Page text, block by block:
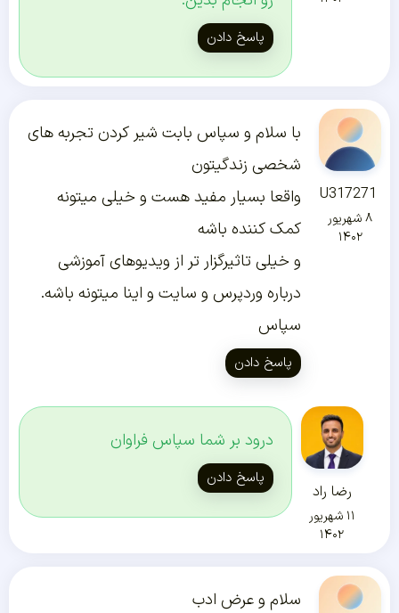
پاسخ دادن
U317271
۸ شهریور
۱۴۰۲
با سلام و سپاس بابت شیر کردن تجربه های
شخصی زندگیتون
واقعا بسیار مفید هست و خیلی میتونه
کمک کننده باشه
و خیلی تاثیرگزار تر از ویدیوهای آموزشی
درباره وردپرس و سایت و اینا میتونه باشه.
سپاس
پاسخ دادن
رضا راد
۱۱ شهریور
۱۴۰۲
درود بر شما سپاس فراوان
پاسخ دادن
سلام و عرض ادب